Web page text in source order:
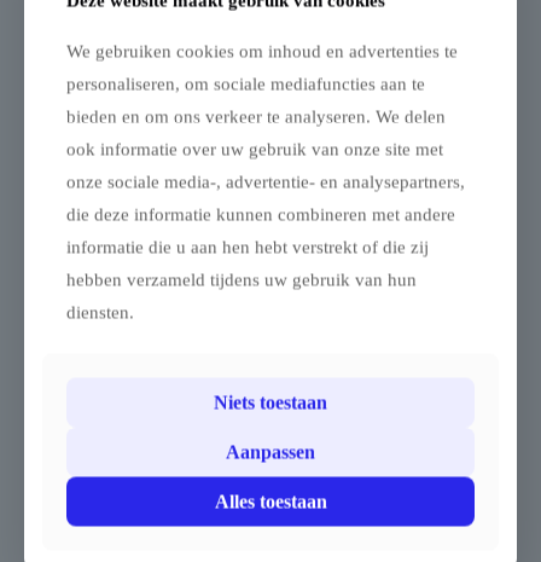
aluminiumtafel – 150
× 60 cm – Hoogte
80 cm met blad
150 × 60 cm – Hoogte 80
cm met blad
Deze rechte aluminiumtafel
is ontworpen voor intensief
markten, foodstands,
Set
vlinderschroeven
M8 –
gegalvaniseerd
vlinderschroeven in
gegalvaniseerd staal,
geschikt voor het
vastzetten en verstellen van
We gebruiken cookies om inhoud en advertenties te
personaliseren, om sociale mediafuncties aan te
bieden en om ons verkeer te analyseren. We delen
ook informatie over uw gebruik van onze site met
onze sociale media-, advertentie- en analysepartners,
die deze informatie kunnen combineren met andere
informatie die u aan hen hebt verstrekt of die zij
hebben verzameld tijdens uw gebruik van hun
diensten.
Niets toestaan
Aanpassen
Alles toestaan